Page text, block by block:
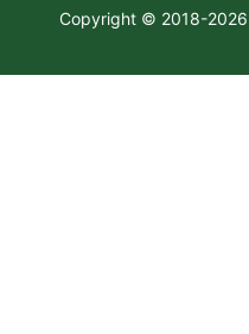
Copyright © 2018-